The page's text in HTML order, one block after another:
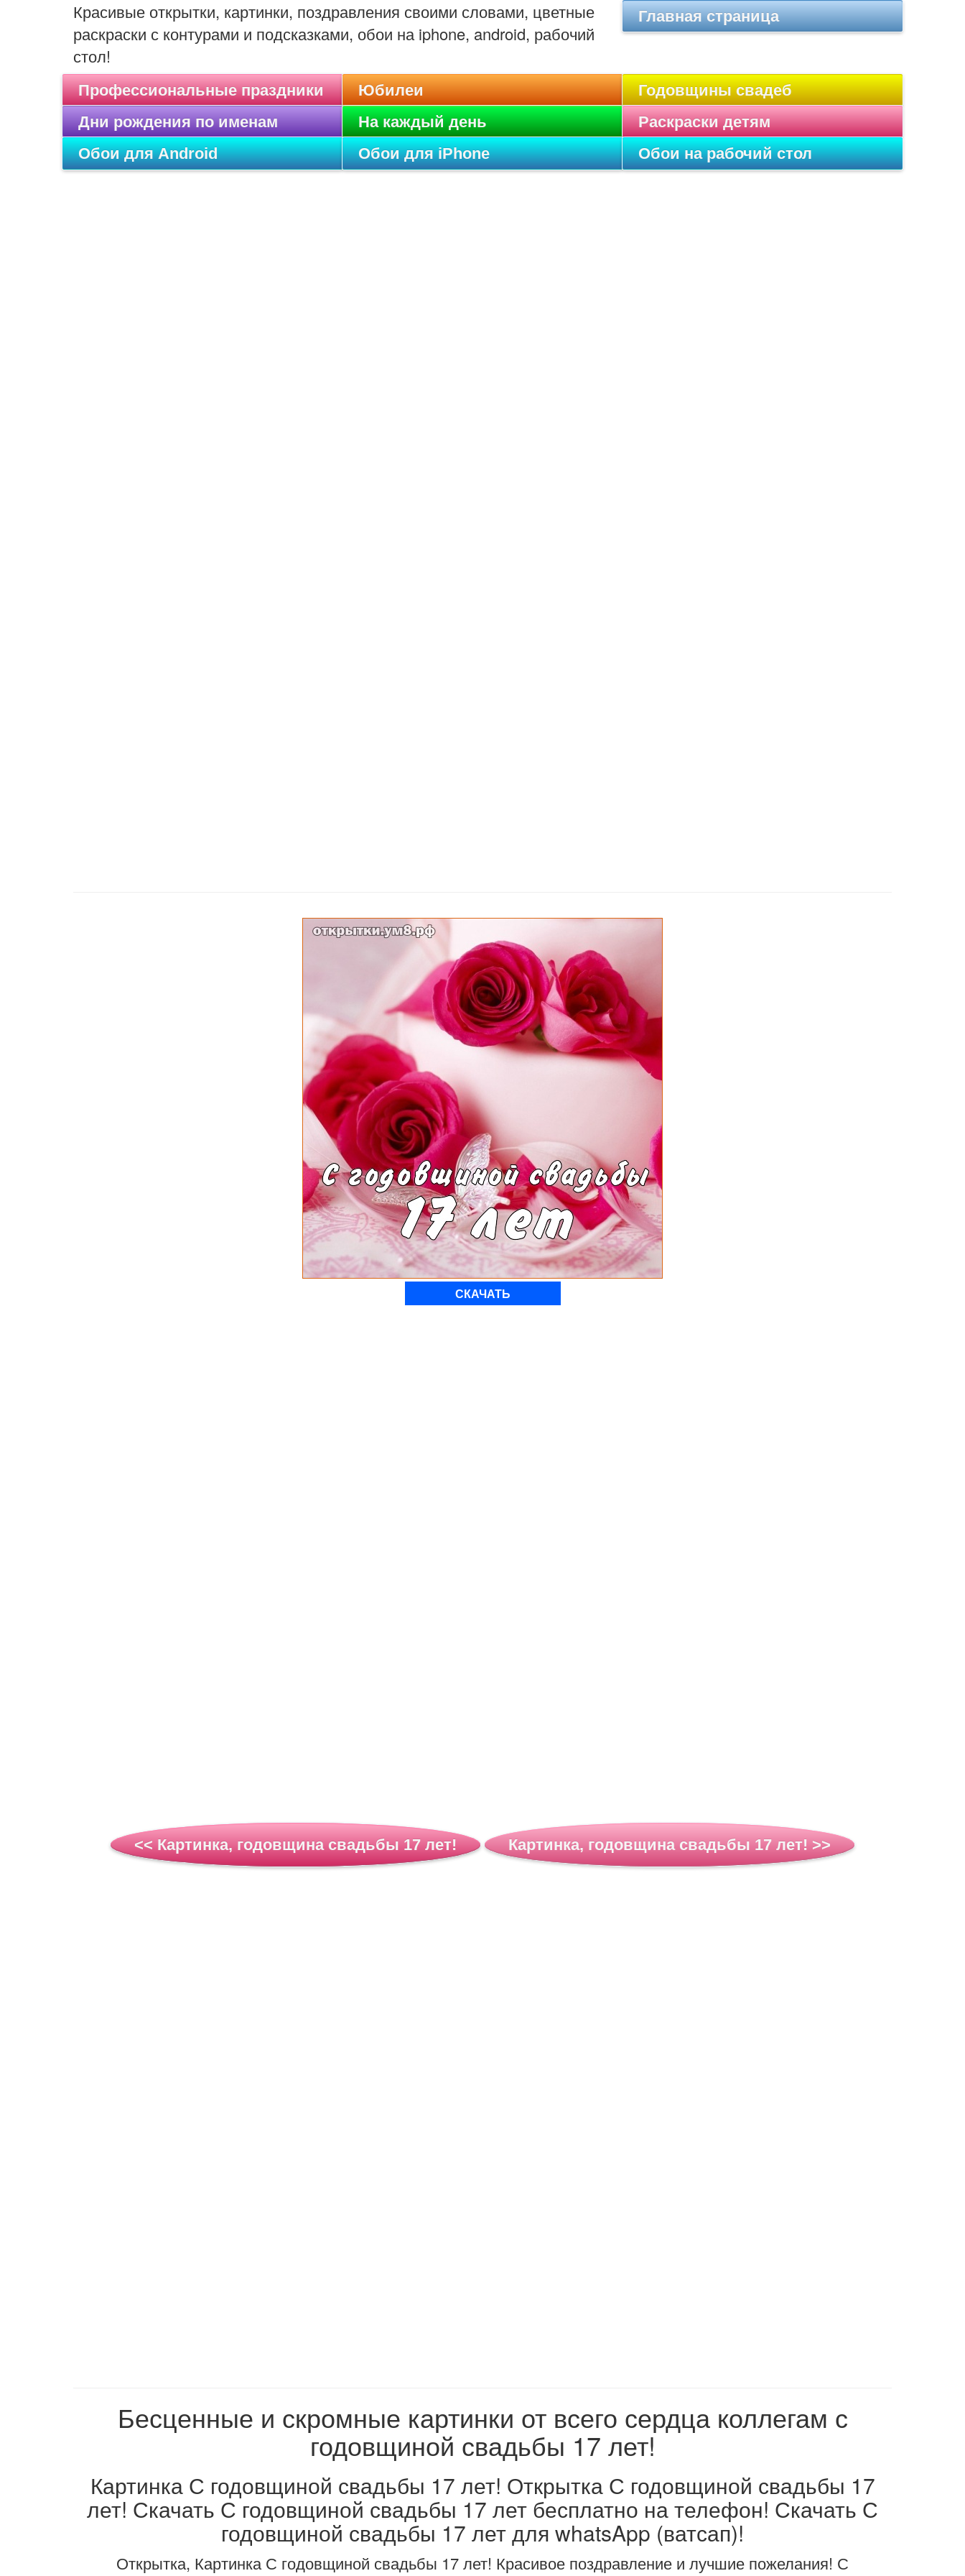
Красивые открытки, картинки, поздравления своими словами, цветные
раскраски с контурами и подсказками, обои на iphone, android, рабочий
стол!
Главная страница
Профессиональные праздники Юбилеи
Годовщины свадеб
Дни рождения по именам
На каждый день
Раскраски детям
Обои для Android
Обои для iPhone Обои на рабочий стол
СКАЧАТЬ
<< Картинка, годовщина свадьбы 17 лет! Картинка, годовщина свадьбы 17 лет! >>
Бесценные и скромные картинки от всего сердца коллегам с
годовщиной свадьбы 17 лет!
Картинка С годовщиной свадьбы 17 лет! Открытка С годовщиной свадьбы 17
лет! Скачать С годовщиной свадьбы 17 лет бесплатно на телефон! Скачать С
годовщиной свадьбы 17 лет для whatsApp (ватсап)!
Открытка, Картинка С годовщиной свадьбы 17 лет! Красивое поздравление и лучшие пожелания! С